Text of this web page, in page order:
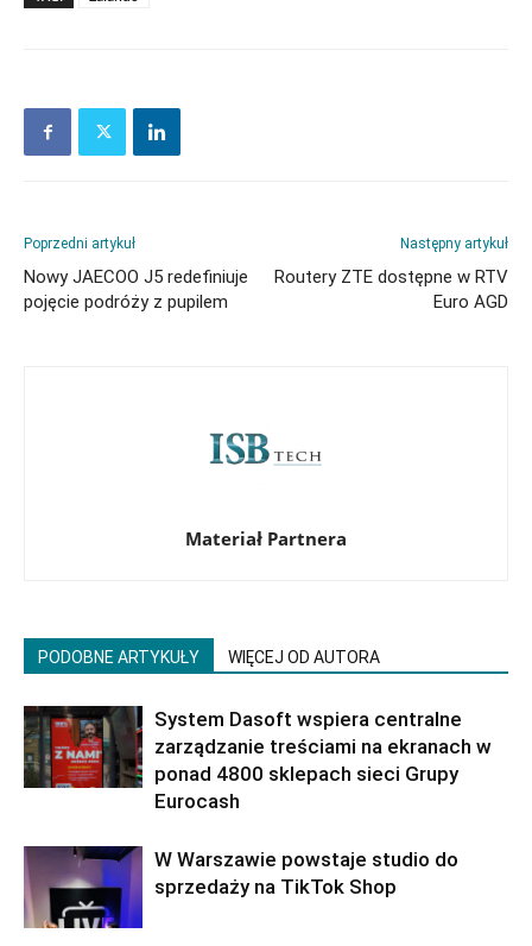
Poprzedni artykuł
Nowy JAECOO J5 redefiniuje
pojęcie podróży z pupilem
Następny artykuł
Routery ZTE dostępne w RTV
Euro AGD
Materiał Partnera
PODOBNE ARTYKUŁY WIĘCEJ OD AUTORA
System Dasoft wspiera centralne
zarządzanie treściami na ekranach w
ponad 4800 sklepach sieci Grupy
Eurocash
W Warszawie powstaje studio do
sprzedaży na TikTok Shop